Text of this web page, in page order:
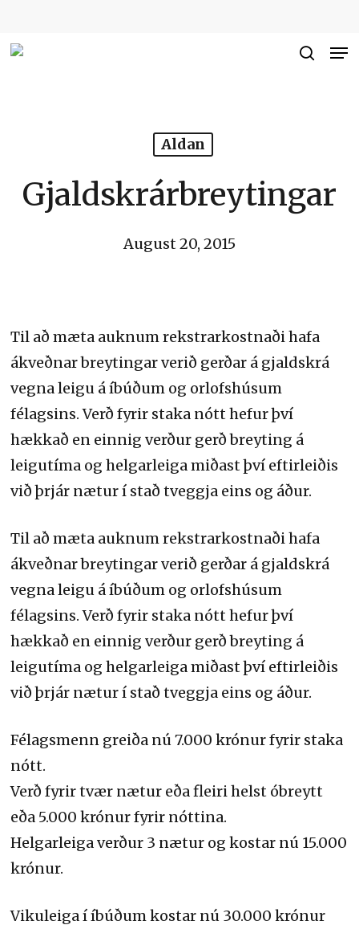
Aldan
Gjaldskrárbreytingar
August 20, 2015
Til að mæta auknum rekstrarkostnaði hafa
ákveðnar breytingar verið gerðar á gjaldskrá
vegna leigu á íbúðum og orlofshúsum
félagsins. Verð fyrir staka nótt hefur því
hækkað en einnig verður gerð breyting á
leigutíma og helgarleiga miðast því eftirleiðis
við þrjár nætur í stað tveggja eins og áður.
Til að mæta auknum rekstrarkostnaði hafa
ákveðnar breytingar verið gerðar á gjaldskrá
vegna leigu á íbúðum og orlofshúsum
félagsins. Verð fyrir staka nótt hefur því
hækkað en einnig verður gerð breyting á
leigutíma og helgarleiga miðast því eftirleiðis
við þrjár nætur í stað tveggja eins og áður.
Félagsmenn greiða nú 7.000 krónur fyrir staka
nótt.
Verð fyrir tvær nætur eða fleiri helst óbreytt
eða 5.000 krónur fyrir nóttina.
Helgarleiga verður 3 nætur og kostar nú 15.000
krónur.
Vikuleiga í íbúðum kostar nú 30.000 krónur
Close